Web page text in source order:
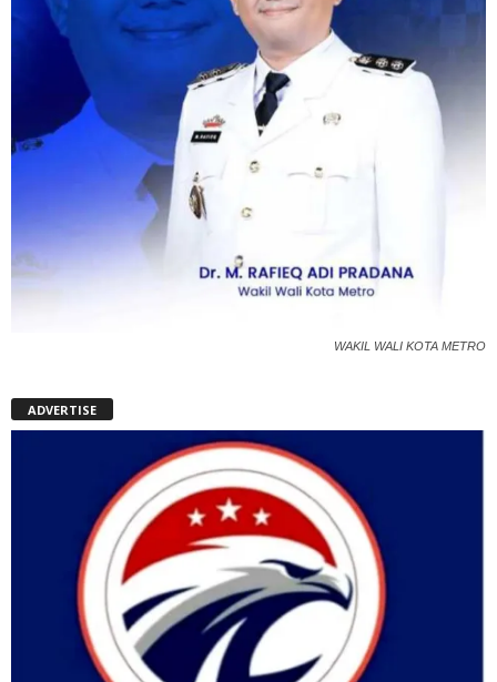
WAKIL WALI KOTA METRO
ADVERTISE